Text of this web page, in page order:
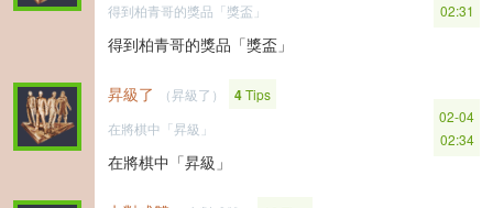
得到柏青哥的獎品「獎盃」
得到柏青哥的獎品「獎盃」
02:31
昇級了 （昇級了） 4Tips
在將棋中「昇級」
在將棋中「昇級」
02-04
02:34